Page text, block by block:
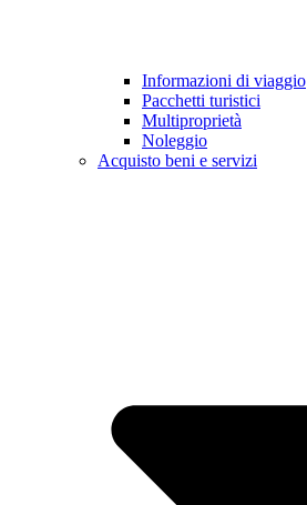
Informazioni di viaggio
Pacchetti turistici
Multiproprietà
Noleggio
Acquisto beni e servizi